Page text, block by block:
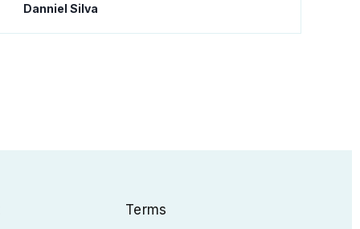
Danniel Silva
Terms